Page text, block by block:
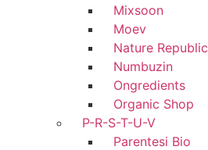
Mixsoon
Moev
Nature Republic
Numbuzin
Ongredients
Organic Shop
P-R-S-T-U-V
Parentesi Bio